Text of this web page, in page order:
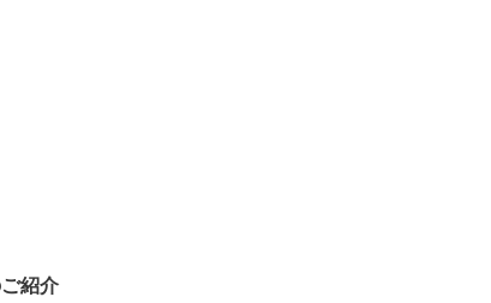
紹介